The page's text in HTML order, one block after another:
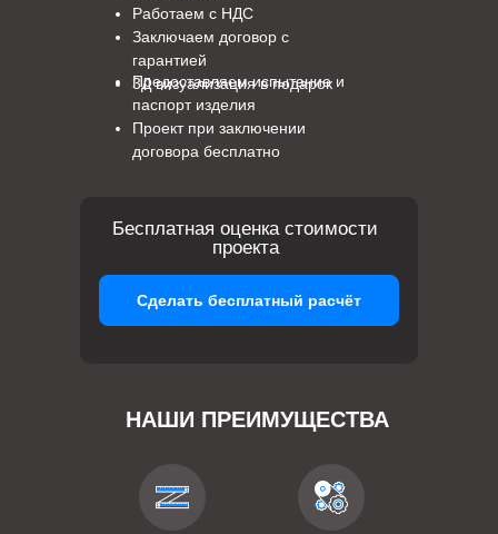
Предоставляем испытание и
паспорт изделия
Проект при заключении
договора бесплатно
Работаем с НДС
Заключаем договор с
гарантией
3Д визуализация в подарок
НАШИ ПРЕИМУЩЕСТВА
Бесплатная оценка стоимости
проекта
Сделать бесплатный расчёт